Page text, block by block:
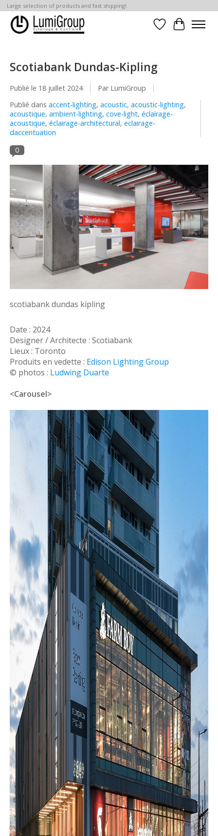
Large selection of products and fast shipping!
Liste dePanier
Scotiabank Dundas-Kipling
Publié le 18 juillet 2024
Par LumiGroup
Publié dans accent-lighting, acoustic, acoustic-lighting,
acoustique, ambient-lighting, cove-light, éclairage-
acoustique, éclairage-architectural, eclairage-
daccentuation
0
scotiabank dundas kipling
Date : 2024
Designer / Architecte : Scotiabank
Lieux : Toronto
Produits en vedette : Edison Lighting Group
© photos : Ludwing Duarte
<Carousel>